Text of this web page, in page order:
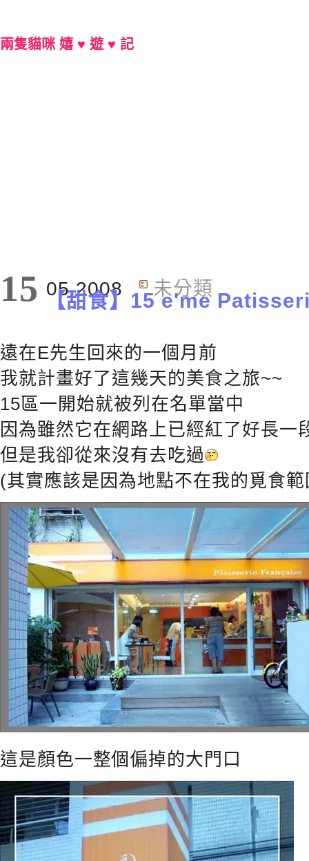
兩隻貓咪 嬉 ♥ 遊 ♥ 記
15 05.2008 未分類
【甜食】15 e'me
遠在E先生回來的一個月前
我就計畫好了這幾天的美食之旅~~
15區一開始就被列在名單當中
因為雖然它在網路上已經紅了好長一
但是我卻從來沒有去吃過
(其實應該是因為地點不在我的覓食
這是顏色一整個偏掉的大門口